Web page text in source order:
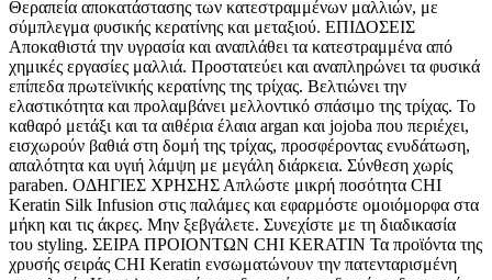
price
was:
21.00 €.
τρέχουσα
τιμή
είναι:
14.00 €.
Θεραπεία αποκατάστασης των κατεστραμμένων μαλλιών, με
σύμπλεγμα φυσικής κερατίνης και μεταξιού. ΕΠΙΔΟΣΕΙΣ
Αποκαθιστά την υγρασία και αναπλάθει τα κατεστραμμένα από
χημικές εργασίες μαλλιά. Προστατεύει και αναπληρώνει τα φυσικά
επίπεδα πρωτεϊνικής κερατίνης της τρίχας. Βελτιώνει την
ελαστικότητα και προλαμβάνει μελλοντικό σπάσιμο της τρίχας. Το
καθαρό μετάξι και τα αιθέρια έλαια argan και jojoba που περιέχει,
εισχωρούν βαθιά στη δομή της τρίχας, προσφέροντας ενυδάτωση,
απαλότητα και υγιή λάμψη με μεγάλη διάρκεια. Σύνθεση χωρίς
paraben. ΟΔΗΓΙΕΣ ΧΡΗΣΗΣ Απλώστε μικρή ποσότητα CHI
Keratin Silk Infusion στις παλάμες και εφαρμόστε ομοιόμορφα στα
μήκη και τις άκρες. Μην ξεβγάλετε. Συνεχίστε με τη διαδικασία
του styling. ΣΕΙΡΑ ΠΡΟΙΟΝΤΩΝ CHI KERATIN Τα προϊόντα της
χρυσής σειράς CHI Keratin ενσωματώνουν την πατενταρισμένη